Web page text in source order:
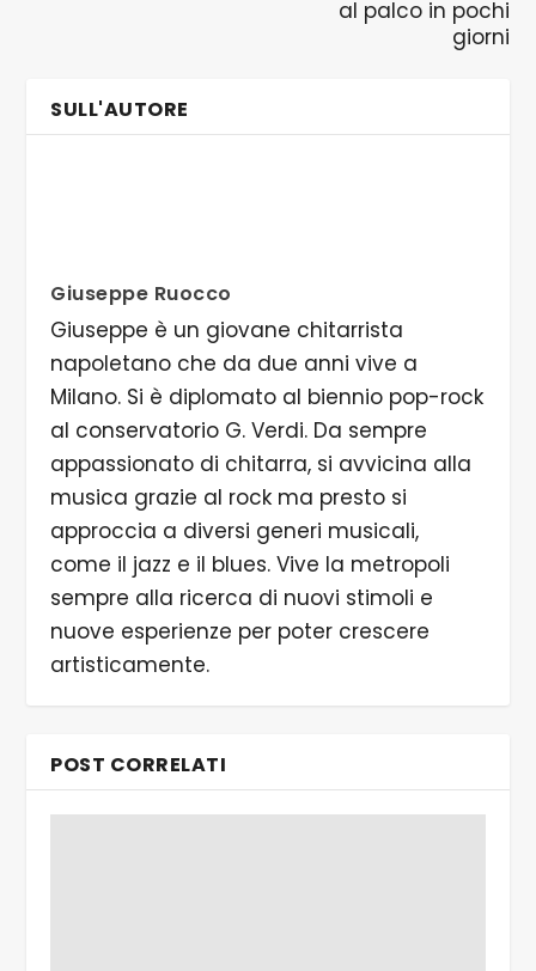
al palco in pochi
giorni
SULL'AUTORE
Giuseppe Ruocco
Giuseppe è un giovane chitarrista
napoletano che da due anni vive a
Milano. Si è diplomato al biennio pop-rock
al conservatorio G. Verdi. Da sempre
appassionato di chitarra, si avvicina alla
musica grazie al rock ma presto si
approccia a diversi generi musicali,
come il jazz e il blues. Vive la metropoli
sempre alla ricerca di nuovi stimoli e
nuove esperienze per poter crescere
artisticamente.
POST CORRELATI